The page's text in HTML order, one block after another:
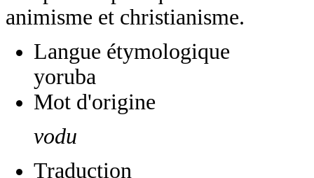
animisme et christianisme.
Langue étymologique
yoruba
Mot d'origine
vodu
Traduction